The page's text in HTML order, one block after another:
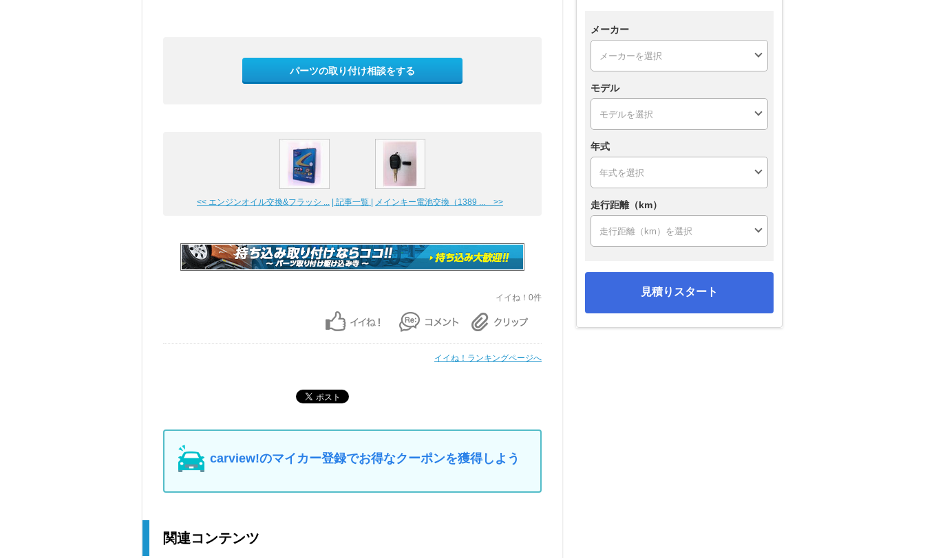
パーツの取り付け相談をする
<< エンジンオイル交換&フラッシ ... | 記事一覧 | メインキー電池交換（1389 ... >>
イイね！0件
イイね！ランキングページへ
carview!のマイカー登録でお得なクーポンを獲得しよう
関連コンテンツ
メーカー
モデル
年式
走行距離（km）
見積りスタート